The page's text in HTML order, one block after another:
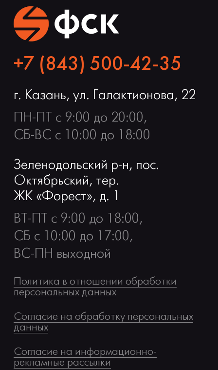
+7 (843) 500-42-35
г. Казань, ул. Галактионова, 22
ПН-ПТ с 9:00 до 20:00,
СБ-ВС с 10:00 до 18:00
Зеленодольский р-н, пос.
Октябрьский, тер.
ЖК «Форест», д. 1
ВТ-ПТ с 9:00 до 18:00,
СБ с 10:00 до 17:00,
ВС-ПН выходной
Политика в отношении обработки
персональных данных
Согласие на обработку персональных
данных
Согласие на информационно-
рекламные рассылки